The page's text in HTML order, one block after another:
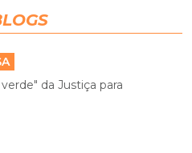
da Justiça para